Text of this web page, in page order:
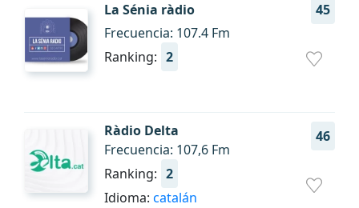
La Sénia ràdio
45
Frecuencia: 107.4 Fm
Ranking: 2
Ràdio Delta 46
Frecuencia: 107,6 Fm
Ranking: 2
Idioma: catalán